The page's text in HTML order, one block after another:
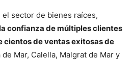
el sector de bienes raíces,
confianza de múltiples clientes
cientos de ventas exitosas de
Mar, Calella, Malgrat de Mar y